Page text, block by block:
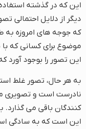
این که در گذشته
دیگر از دلایل احتمالی
که جوجه های امروزه به
موضوع برای کسانی که
این تصور را بوجود آورد
به هر حال، تصور غلط
نادرست است و تصویری
کنندگان باقی می گذارد.
این است که به سادگی